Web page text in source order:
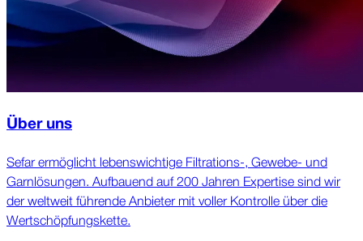
Über uns
Sefar ermög­licht lebens­wichtige Filtrations-, Gewebe- und
Garn­lösungen. Aufbauend auf 200 Jahren Exper­tise sind wir
der welt­weit führende Anbieter mit voller Kontrolle über die
Wert­schöpfungs­kette.